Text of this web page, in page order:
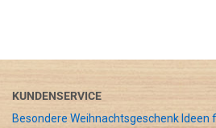
KUNDENSERVICE
Besondere Weihnachtsgeschenk Ideen